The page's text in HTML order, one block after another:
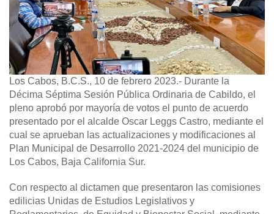
Los Cabos, B.C.S., 10 de febrero 2023.- Durante la
Décima Séptima Sesión Pública Ordinaria de Cabildo, el
pleno aprobó por mayoría de votos el punto de acuerdo
presentado por el alcalde Oscar Leggs Castro, mediante el
cual se aprueban las actualizaciones y modificaciones al
Plan Municipal de Desarrollo 2021-2024 del municipio de
Los Cabos, Baja California Sur.
Con respecto al dictamen que presentaron las comisiones
edilicias Unidas de Estudios Legislativos y